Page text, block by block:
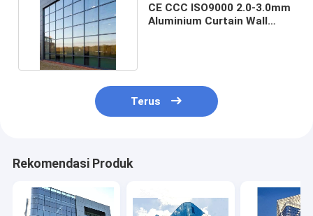
CE CCC ISO9000 2.0-3.0mm
Aluminium Curtain Wall
Terus
Rekomendasi Produk